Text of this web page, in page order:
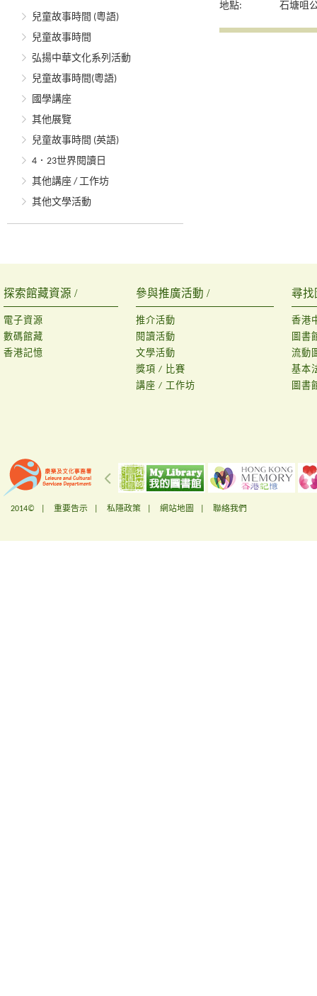
兒童故事時間 (粵語)
兒童故事時間
弘揚中華文化系列活動
兒童故事時間(粵語)
國學講座
其他展覽
兒童故事時間 (英語)
4．23世界閱讀日
其他講座 / 工作坊
其他文學活動
地點:
石塘咀
探索館藏資源 /
電子資源
數碼館藏
香港記憶
參與推廣活動 /
推介活動
閱讀活動
文學活動
獎項 / 比賽
講座 / 工作坊
尋找
香港
圖書
流動
基本
圖書
2014© | 重要告示 私隱政策 網站地圖 聯絡我們